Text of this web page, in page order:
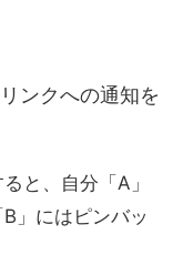
ンクへの通知を
と、自分「A」
」にはピンバッ